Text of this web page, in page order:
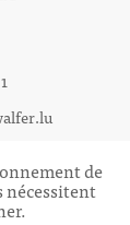
de
nécessitent